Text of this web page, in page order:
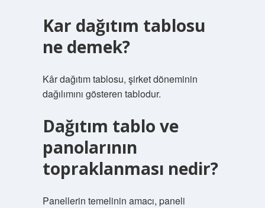
Kar dağıtım tablosu
ne demek?
Kâr dağıtım tablosu, şirket döneminin
dağılımını gösteren tablodur.
Dağıtım tablo ve
panolarının
topraklanması nedir?
Panellerin temelinin amacı, paneli